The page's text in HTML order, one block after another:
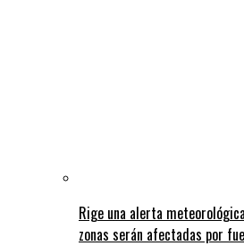
Rige una alerta
zonas serán afectadas por